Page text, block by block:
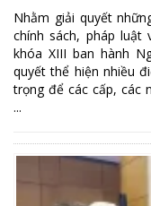
Nhằm giải quyết
chính sách, pháp luật
khóa XIII ban hành
quyết thể hiện nhiều
trọng để các cấp, các
...